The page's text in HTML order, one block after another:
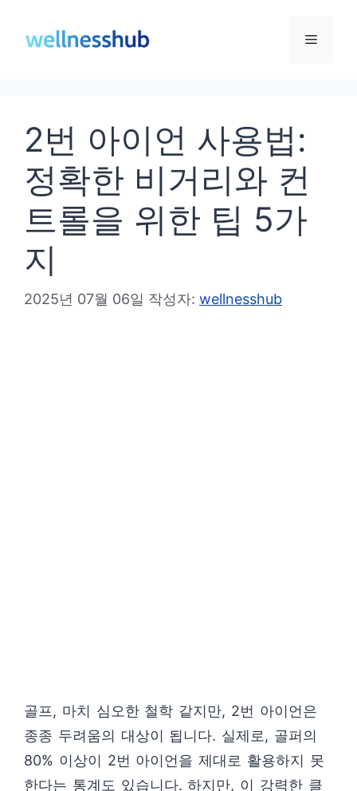
메
2번 아이언 사용법:
정확한 비거리와 컨
트롤을 위한 팁 5가
지
2025년 07월 06일 작성자: wellnesshub
골프, 마치 심오한 철학 같지만, 2번 아이언은
종종 두려움의 대상이 됩니다. 실제로, 골퍼의
80% 이상이 2번 아이언을 제대로 활용하지 못
한다는 통계도 있습니다. 하지만, 이 강력한 클